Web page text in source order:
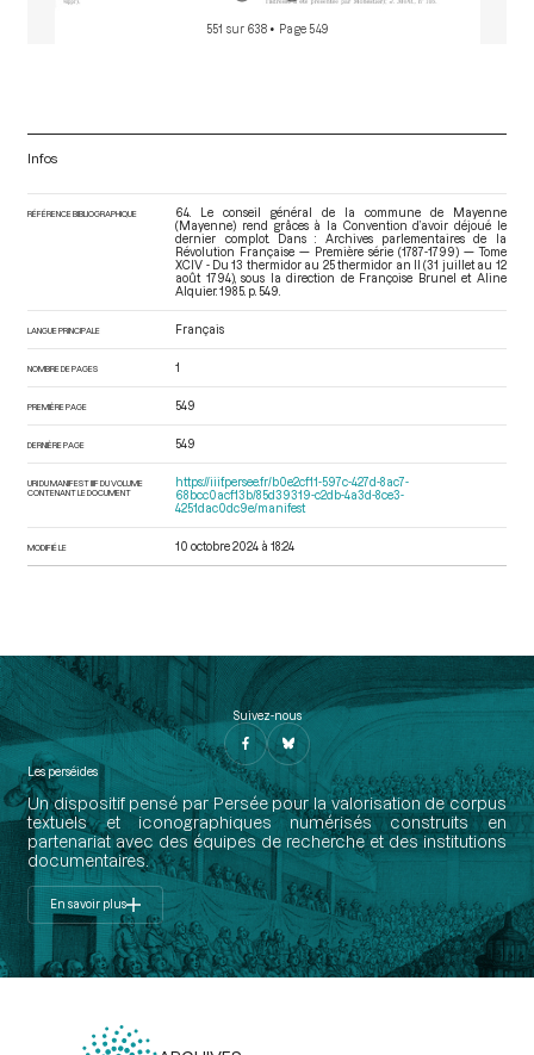
551 sur 638 • Page 549
Infos
RÉFÉRENCE BIBLIOGRAPHIQUE
64. Le conseil général de la commune de Mayenne
(Mayenne) rend grâces à la Convention d’avoir déjoué le
dernier complot. Dans : Archives parlementaires de la
Révolution Française — Première série (1787-1799) — Tome
XCIV - Du 13 thermidor au 25 thermidor an II (31 juillet au 12
août 1794), sous la direction de Françoise Brunel et Aline
Alquier. 1985. p. 549.
LANGUE PRINCIPALE Français
NOMBRE DE PAGES 1
PREMIÈRE PAGE 549
DERNIÈRE PAGE 549
URI DU MANIFEST IIIF DU VOLUME
CONTENANT LE DOCUMENT
https://iiif.persee.fr/b0e2cf11-597c-427d-8ac7-
68bcc0acf13b/85d39319-c2db-4a3d-8ce3-
4251dac0dc9e/manifest
MODIFIÉ LE 10 octobre 2024 à 18:24
Suivez-nous
Les perséides
Un dispositif pensé par Persée pour la valorisation de corpus
textuels et iconographiques numérisés construits en
partenariat avec des équipes de recherche et des institutions
documentaires.
En savoir plus